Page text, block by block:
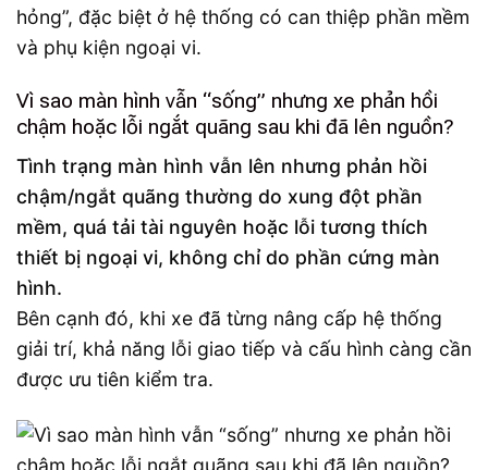
hỏng”, đặc biệt ở hệ thống có can thiệp phần mềm
và phụ kiện ngoại vi.
Vì sao màn hình vẫn “sống” nhưng xe phản hồi
chậm hoặc lỗi ngắt quãng sau khi đã lên nguồn?
Tình trạng màn hình vẫn lên nhưng phản hồi
chậm/ngắt quãng thường do xung đột phần
mềm, quá tải tài nguyên hoặc lỗi tương thích
thiết bị ngoại vi, không chỉ do phần cứng màn
hình.
Bên cạnh đó, khi xe đã từng nâng cấp hệ thống
giải trí, khả năng lỗi giao tiếp và cấu hình càng cần
được ưu tiên kiểm tra.